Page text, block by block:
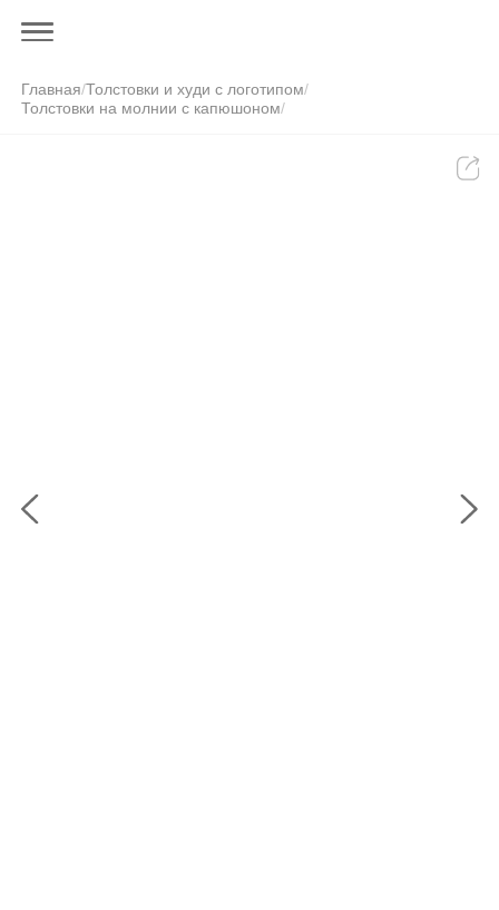
Главная/Толстовки и худи с логотипом/
Толстовки на молнии с капюшоном/